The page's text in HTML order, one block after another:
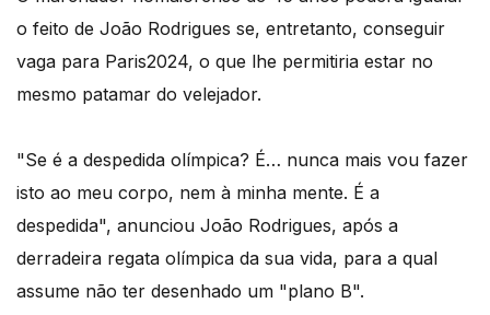
o feito de João Rodrigues se, entretanto, conseguir
vaga para Paris2024, o que lhe permitiria estar no
mesmo patamar do velejador.
"Se é a despedida olímpica? É… nunca mais vou fazer
isto ao meu corpo, nem à minha mente. É a
despedida", anunciou João Rodrigues, após a
derradeira regata olímpica da sua vida, para a qual
assume não ter desenhado um "plano B".